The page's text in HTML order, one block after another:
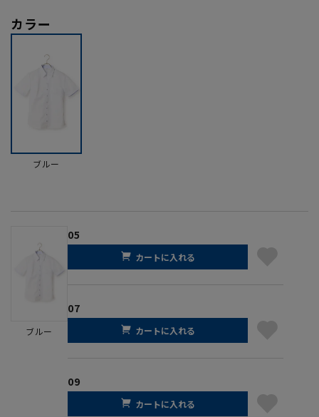
カラー
ブルー
ブルー
05
カートに入れる
07
カートに入れる
09
カートに入れる